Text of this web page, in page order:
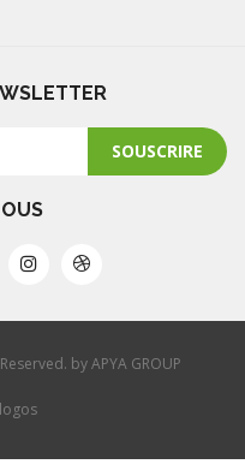
SOUSCRIRE
by APYA GROUP